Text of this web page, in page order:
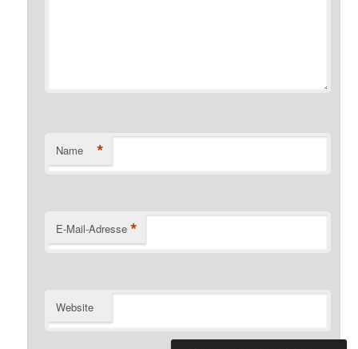
Name *
E-Mail-Adresse *
Website